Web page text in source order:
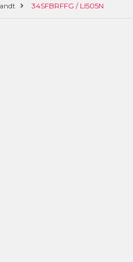
34SFBRFFG / LI505N